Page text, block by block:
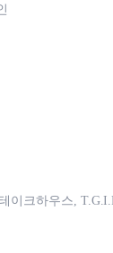
이크하우스,